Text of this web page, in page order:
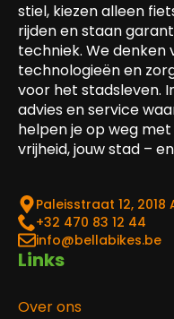
stiel, kiezen alleen
rijden en staan
techniek. We denken
technologieën en
voor het stadsleven.
advies en service
helpen je op weg
vrijheid, jouw stad –
Paleisstraat 12, 2018
‎+32 470 83 12 44
info@bellabikes.be
Links
Over ons